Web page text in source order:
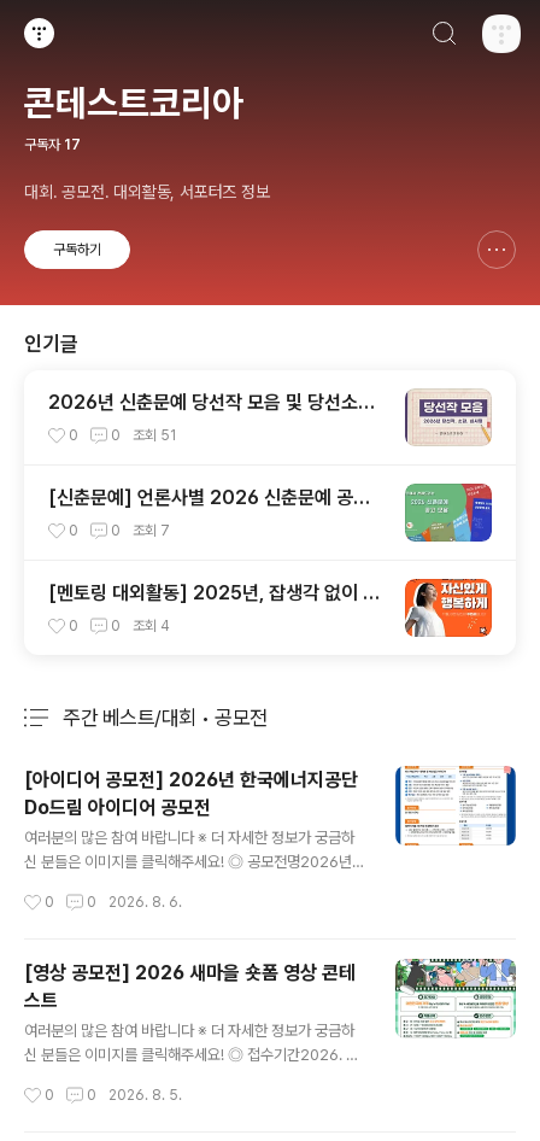
콘테스트코리아
구독자 17
대회. 공모전. 대외활동, 서포터즈 정보
구독하기
인기글
2026년 신춘문예 당선작 모음 및 당선소감,
심사평 총정리
0 0 조회 51
[신춘문예] 언론사별 2026 신춘문예 공고
모음
0 0 조회 7
[멘토링 대외활동] 2025년, 잡생각 없이 가
장 '나답게' 성공하는 법 ㅣ자기계발 명상캠프
0 0 조회 4
주간 베스트/대회 • 공모전
[아이디어 공모전] 2026년 한국에너지공단
Do드림 아이디어 공모전
여러분의 많은 참여 바랍니다 ※ 더 자세한 정보가 궁금하
신 분들은 이미지를 클릭해주세요! ◎ 공모전명2026년
EA 핵심가치(혁신 / 소통 / 안전 / 신뢰)를 주제로 한 제안 -
◎ 참가자격전국민 누구나 ◎ 접수기간2026.7.15(수) ~
2026.8.31(월) ◎ 참가방법[첨부] 제안서 작성 후 공단홈
페이지 ‘고객제안’ 게시판* 제출*(공단홈페이지) 국민소통
→ 고객만족시스템 → 고객제안 →신청분야[Do드림 아이
디어 공모전] ◎ 제안채택 및 시행① 제안요건 충족여부 등
안시행부서) 사전 채택여부 검토(내용 충실도에 따라 불채
0 0 2026. 8. 6.
[영상 공모전] 2026 새마을 숏폼 영상 콘테
스트
여러분의 많은 참여 바랍니다 ※ 더 자세한 정보가 궁금하
신 분들은 이미지를 클릭해주세요! ◎ 접수기간2026. 6.
주하는 누구나 참여 가능(개인 또는 4인 이하 팀) ◎ 공모
0 0 2026. 8. 5.